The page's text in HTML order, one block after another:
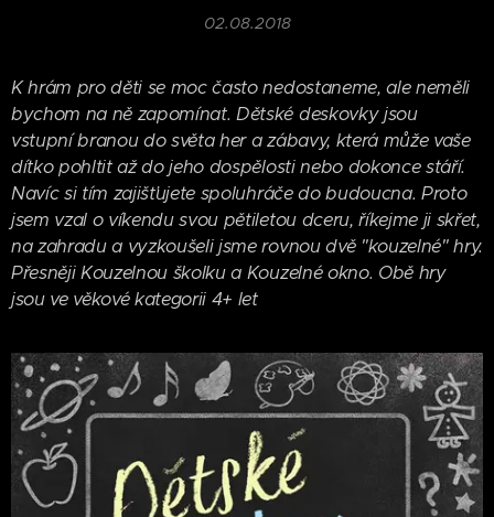
02.08.2018
K hrám pro děti se moc často nedostaneme, ale neměli
bychom na ně zapomínat. Dětské deskovky jsou
vstupní branou do světa her a zábavy, která může vaše
dítko pohltit až do jeho dospělosti nebo dokonce stáří.
Navíc si tím zajišťujete spoluhráče do budoucna. Proto
jsem vzal o víkendu svou pětiletou dceru, říkejme ji skřet,
na zahradu a vyzkoušeli jsme rovnou dvě "kouzelné" hry.
Přesněji Kouzelnou školku a Kouzelné okno. Obě hry
jsou ve věkové kategorii 4+ let